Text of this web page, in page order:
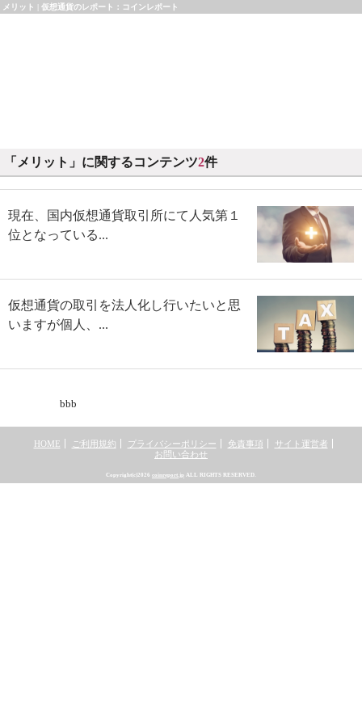
メリット | 仮想通貨のレポート：コインレポート
「メリット」に関するコンテンツ2件
現在、国内仮想通貨取引所にて人気第１
位となっている...
仮想通貨の取引を法人化し行いたいと思
いますが個人、...
bbb
HOME ご利用規約 プライバシーポリシー 免責事項
サイト運営者
お問い合わせ
Copyright(c)2026 coinreport.jp ALL RIGHTS RESERVED.